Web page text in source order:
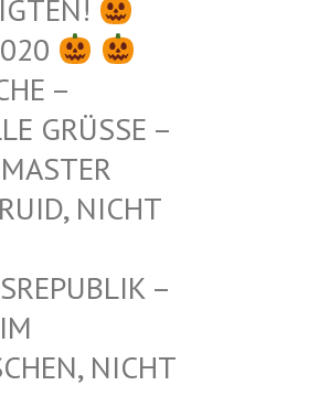
–
GRÜSSE – G
A
NICHT D
– N
E
NICHT I